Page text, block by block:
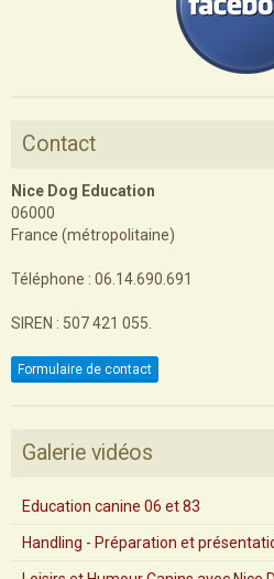
Contact
Nice Dog Education
06000
France (métropolitaine)
Téléphone : 06.14.690.691
SIREN : 507 421 055.
Formulaire de contact
Galerie vidéos
Education canine 06 et 83
Handling - Préparation et